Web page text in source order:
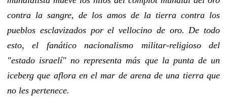
contra la sangre, de los amos de la tierra contra los
pueblos esclavizados por el vellocino de oro. De todo
esto, el fanático nacionalismo militar-religioso del
"estado israelí" no representa más que la punta de un
iceberg que aflora en el mar de arena de una tierra que
no les pertenece.